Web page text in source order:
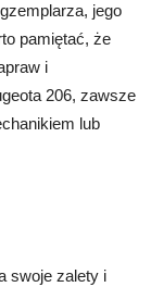
jego
pamiętać, że
i
206, zawsze
lub
swoje zalety i